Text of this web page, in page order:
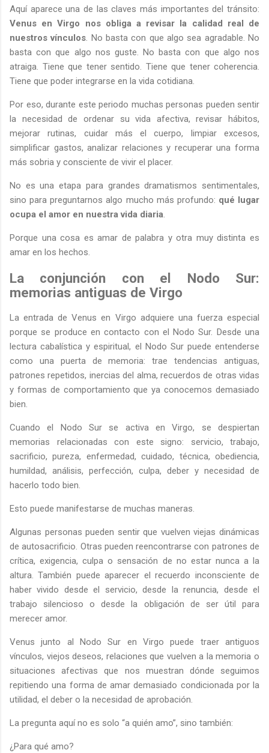
Aquí aparece una de las claves más importantes del tránsito:
Venus en Virgo nos obliga a revisar la calidad real de
nuestros vínculos. No basta con que algo sea agradable. No
basta con que algo nos guste. No basta con que algo nos
atraiga. Tiene que tener sentido. Tiene que tener coherencia.
Tiene que poder integrarse en la vida cotidiana.
Por eso, durante este periodo muchas personas pueden sentir
la necesidad de ordenar su vida afectiva, revisar hábitos,
mejorar rutinas, cuidar más el cuerpo, limpiar excesos,
simplificar gastos, analizar relaciones y recuperar una forma
más sobria y consciente de vivir el placer.
No es una etapa para grandes dramatismos sentimentales,
sino para preguntarnos algo mucho más profundo: qué lugar
ocupa el amor en nuestra vida diaria.
Porque una cosa es amar de palabra y otra muy distinta es
amar en los hechos.
La conjunción con el Nodo Sur:
memorias antiguas de Virgo
La entrada de Venus en Virgo adquiere una fuerza especial
porque se produce en contacto con el Nodo Sur. Desde una
lectura cabalística y espiritual, el Nodo Sur puede entenderse
como una puerta de memoria: trae tendencias antiguas,
patrones repetidos, inercias del alma, recuerdos de otras vidas
y formas de comportamiento que ya conocemos demasiado
bien.
Cuando el Nodo Sur se activa en Virgo, se despiertan
memorias relacionadas con este signo: servicio, trabajo,
sacrificio, pureza, enfermedad, cuidado, técnica, obediencia,
humildad, análisis, perfección, culpa, deber y necesidad de
hacerlo todo bien.
Esto puede manifestarse de muchas maneras.
Algunas personas pueden sentir que vuelven viejas dinámicas
de autosacrificio. Otras pueden reencontrarse con patrones de
crítica, exigencia, culpa o sensación de no estar nunca a la
altura. También puede aparecer el recuerdo inconsciente de
haber vivido desde el servicio, desde la renuncia, desde el
trabajo silencioso o desde la obligación de ser útil para
merecer amor.
Venus junto al Nodo Sur en Virgo puede traer antiguos
vínculos, viejos deseos, relaciones que vuelven a la memoria o
situaciones afectivas que nos muestran dónde seguimos
repitiendo una forma de amar demasiado condicionada por la
utilidad, el deber o la necesidad de aprobación.
La pregunta aquí no es solo “a quién amo”, sino también:
¿Para qué amo?